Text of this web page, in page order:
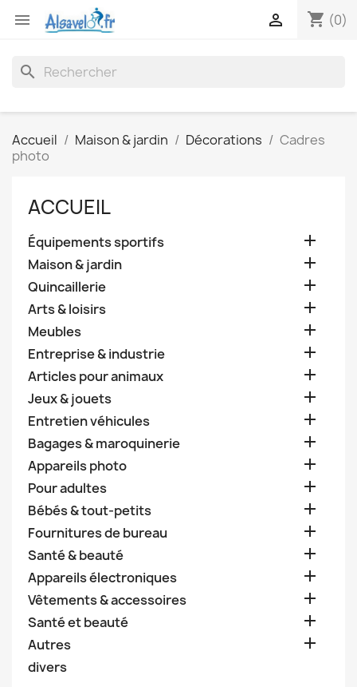
 shopping_cart (0)

search
Accueil Maison & jardin Décorations
Cadres
photo
ACCUEIL
Équipements sportifs 
Maison & jardin 
Quincaillerie 
Arts & loisirs 
Meubles 
Entreprise & industrie 
Articles pour animaux 
Jeux & jouets 
Entretien véhicules 
Bagages & maroquinerie 
Appareils photo 
Pour adultes 
Bébés & tout-petits 
Fournitures de bureau 
Santé & beauté 
Appareils électroniques 
Vêtements & accessoires 
Santé et beauté 
Autres 
divers